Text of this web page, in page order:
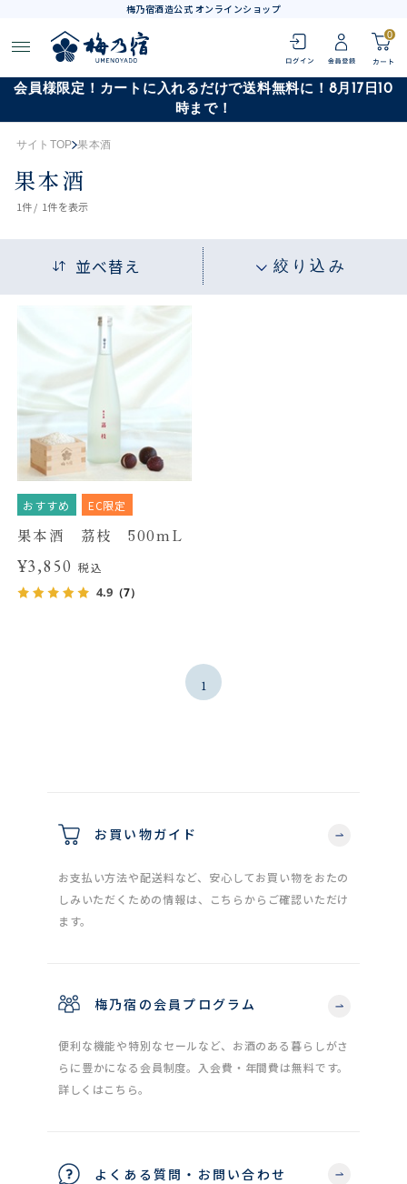
梅乃宿酒造公式 オンラインショップ
0
会員様限定！カートに入れるだけで送料無料に！8月17日10
時まで！
サイトTOP 果本酒
果本酒
1件 / 1件を表示
並べ替え 絞り込み
おすすめ EC限定
果本酒 茘枝 500mL
¥3,850税込
4.9（7）
1
お買い物ガイド
お支払い方法や配送料など、安心してお買い物をおたの
しみいただくための情報は、こちらからご確認いただけ
ます。
梅乃宿の会員プログラム
便利な機能や特別なセールなど、お酒のある暮らしがさ
らに豊かになる会員制度。入会費・年間費は無料です。
詳しくはこちら。
よくある質問・お問い合わせ